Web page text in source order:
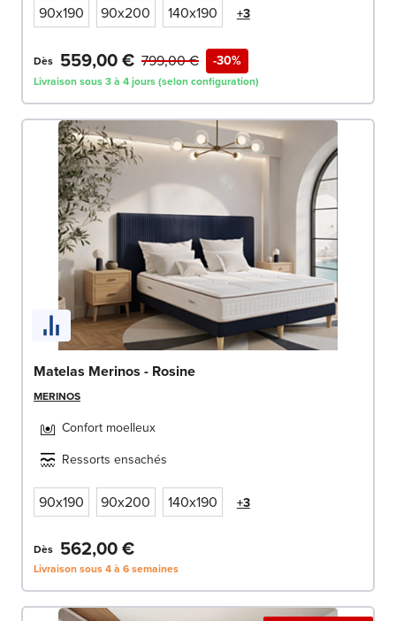
90x190 90x200 140x190 +3
Dès 559,00 € -30%
799,00 €
Livraison sous 3 à 4 jours (selon configuration)
Matelas Merinos - Rosine
MERINOS
Confort moelleux
Ressorts ensachés
90x190 90x200 140x190 +3
Dès 562,00 €
Livraison sous 4 à 6 semaines